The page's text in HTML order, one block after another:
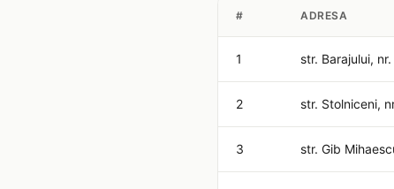
# ADRESA
1 str. Barajului,
2 str. Stolniceni,
3 str. Gib